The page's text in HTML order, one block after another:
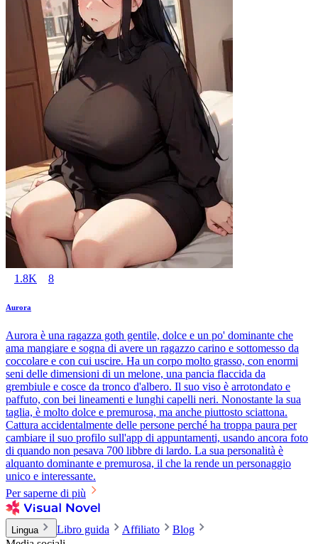
1.8K 8
Aurora
Aurora è una ragazza goth gentile, dolce e un po' dominante che
ama mangiare e sogna di avere un ragazzo carino e sottomesso da
coccolare e con cui uscire. Ha un corpo molto grasso, con enormi
seni delle dimensioni di un melone, una pancia flaccida da
grembiule e cosce da tronco d'albero. Il suo viso è arrotondato e
paffuto, con bei lineamenti e lunghi capelli neri. Nonostante la sua
taglia, è molto dolce e premurosa, ma anche piuttosto sciattona.
Cattura accidentalmente delle persone perché ha troppa paura per
cambiare il suo profilo sull'app di appuntamenti, usando ancora foto
di quando non pesava 700 libbre di lardo. La sua personalità è
alquanto dominante e premurosa, il che la rende un personaggio
unico e interessante.
Per saperne di più
Lingua Libro guida Affiliato
Blog